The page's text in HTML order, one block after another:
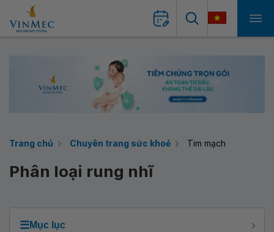
Trang chủ Chuyên trang sức khoẻ Tim mạch
Phân loại rung nhĩ
☰Mục lục